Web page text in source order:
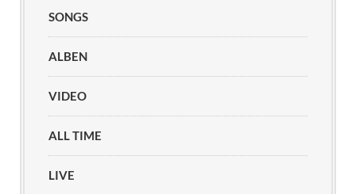
SONGS
ALBEN
VIDEO
ALL TIME
LIVE